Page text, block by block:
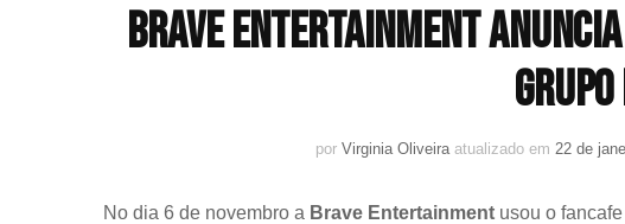
BRAVE Entertainment
grupo
por Virginia Oliveira atualizado em 22 de
No dia 6 de novembro a Brave Entertainment usou o